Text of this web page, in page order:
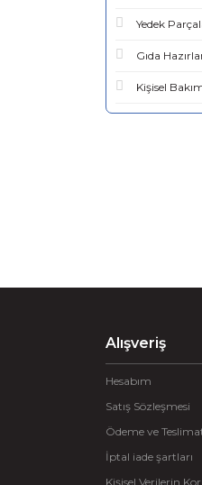
Yedek
Gıda
Kişisel
Alışveriş
Hesabım
Satış Sözleşmesi
Ödeme ve
İptal iade şartları
Kişisel Verilerin